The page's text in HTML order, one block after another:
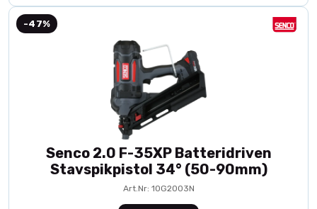
-47%
Senco 2.0 F-35XP Batteridriven
Stavspikpistol 34° (50-90mm)
Art.Nr: 10G2003N